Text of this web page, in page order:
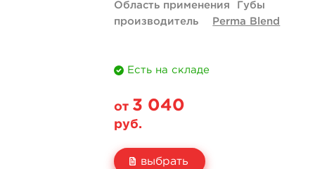
Область применения
Губы
производитель
Perma Blend
Есть на складе
от 3 040
руб.
выбрать